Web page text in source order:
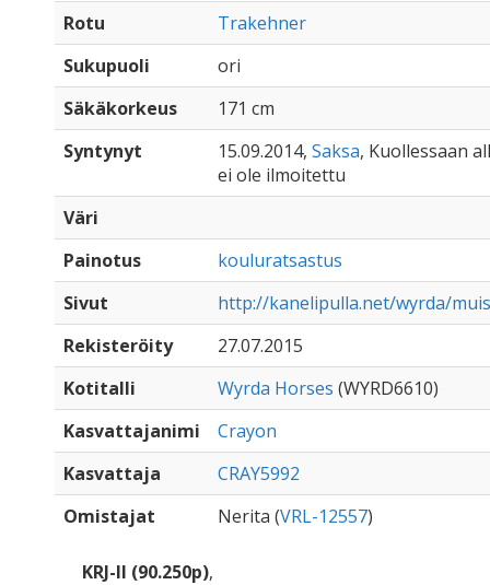
Rotu
Trakehner
Sukupuoli
ori
Säkäkorkeus
171 cm
Syntynyt
15.09.2014, Saksa, Kuollessaan
ei ole ilmoitettu
Väri
Painotus
kouluratsastus
Sivut
http://kanelipulla.net/wyrda/
Rekisteröity
27.07.2015
Kotitalli
Wyrda Horses (WYRD6610)
Kasvattajanimi
Crayon
Kasvattaja
CRAY5992
Omistajat
Nerita (VRL-12557)
KRJ-II (90.250p),